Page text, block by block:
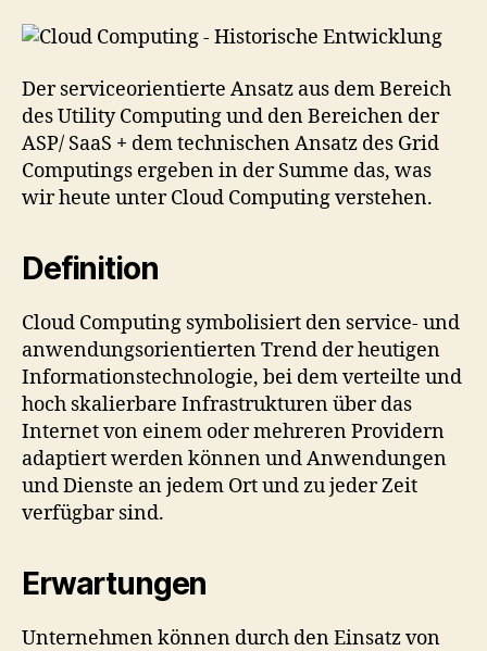
Der serviceorientierte Ansatz aus dem Bereich
des Utility Computing und den Bereichen der
ASP/ SaaS + dem technischen Ansatz des Grid
Computings ergeben in der Summe das, was
wir heute unter Cloud Computing verstehen.
Definition
Cloud Computing symbolisiert den service- und
anwendungsorientierten Trend der heutigen
Informationstechnologie, bei dem verteilte und
hoch skalierbare Infrastrukturen über das
Internet von einem oder mehreren Providern
adaptiert werden können und Anwendungen
und Dienste an jedem Ort und zu jeder Zeit
verfügbar sind.
Erwartungen
Unternehmen können durch den Einsatz von